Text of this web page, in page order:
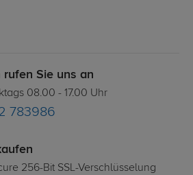
rufen Sie uns an
08.00 - 17.00 Uhr
783986
256-Bit SSL-Verschlüsselung